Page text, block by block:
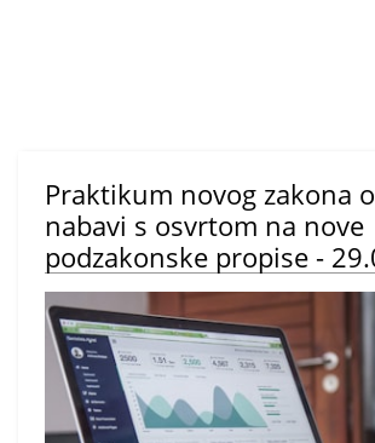
Praktikum novog zakona
nabavi s osvrtom na nove
podzakonske propise -